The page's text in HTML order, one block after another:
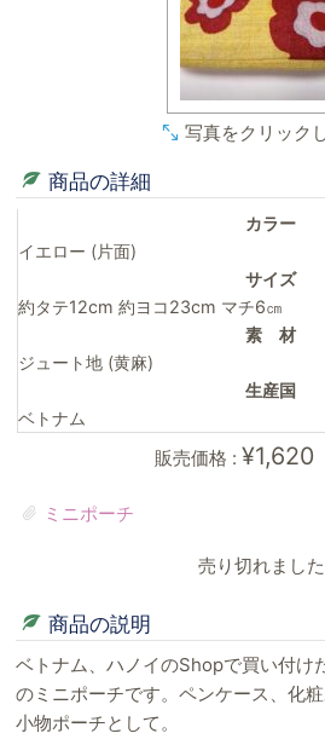
写真をクリック
商品の詳細
カラー
イエロー (片面)
サイズ
約タテ12cm 約ヨコ23cm マチ6㎝
素 材
ジュート地 (黄麻)
生産国
ベトナム
販売価格 : ¥1,620
ミニポーチ
売り切れました
商品の説明
ベトナム、ハノイのShopで買い付け
のミニポーチです。ペンケース、化
小物ポーチとして。